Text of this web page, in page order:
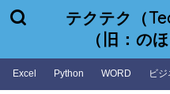
テクテク（
（旧：の
Excel Python WORD ビジ